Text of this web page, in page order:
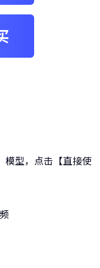
模型，点击【直接使